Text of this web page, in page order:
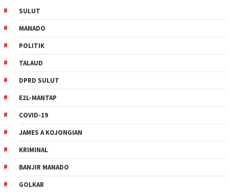
SULUT
MANADO
POLITIK
TALAUD
DPRD SULUT
E2L-MANTAP
COVID-19
JAMES A KOJONGIAN
KRIMINAL
BANJIR MANADO
GOLKAR